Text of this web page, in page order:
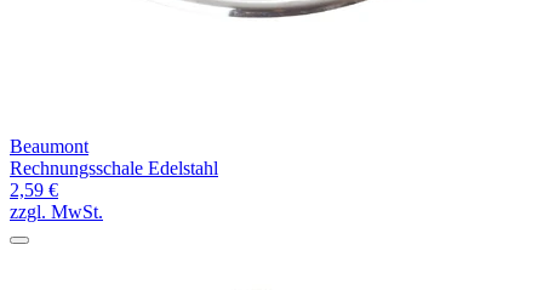
Beaumont
Rechnungsschale Edelstahl
2,59 €
zzgl. MwSt.